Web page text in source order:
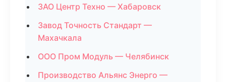
ЗАО Центр Техно — Хабаровск
Завод Точность Стандарт —
Махачкала
ООО Пром Модуль — Челябинск
Производство Альянс Энерго —